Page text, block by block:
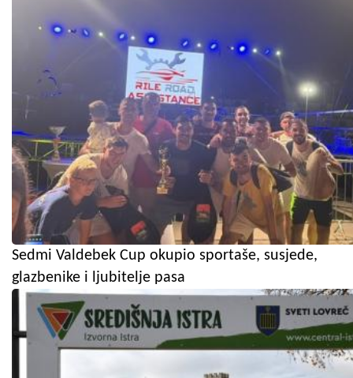
Sedmi Valdebek Cup okupio sportaše, susjede,
glazbenike i ljubitelje pasa